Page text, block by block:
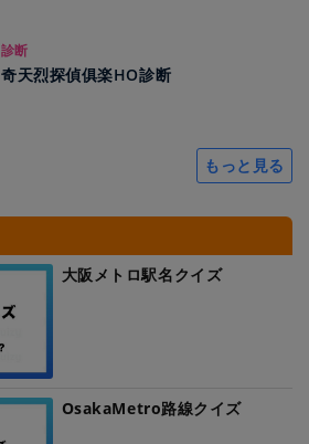
診断
奇天烈探偵俱楽HO診断
もっと見る
大阪メトロ駅名クイズ
OsakaMetro路線クイズ